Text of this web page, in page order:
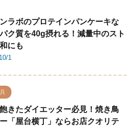
ラボのプロテインパンケーキな
ク質を40g摂れる！減量中のスト
にも
1
きたダイエッター必見！焼き鳥
「屋台横丁」ならお店クオリテ